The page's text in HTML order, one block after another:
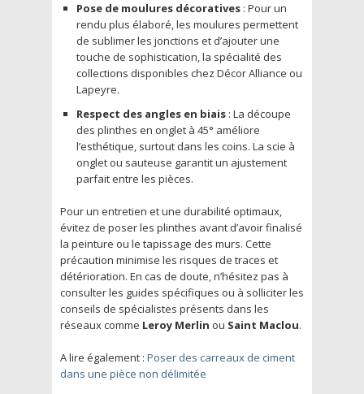
Pose de moulures décoratives : Pour un
rendu plus élaboré, les moulures permettent
de sublimer les jonctions et d’ajouter une
touche de sophistication, la spécialité des
collections disponibles chez Décor Alliance ou
Lapeyre.
Respect des angles en biais : La découpe
des plinthes en onglet à 45° améliore
l’esthétique, surtout dans les coins. La scie à
onglet ou sauteuse garantit un ajustement
parfait entre les pièces.
Pour un entretien et une durabilité optimaux,
évitez de poser les plinthes avant d’avoir finalisé
la peinture ou le tapissage des murs. Cette
précaution minimise les risques de traces et
détérioration. En cas de doute, n’hésitez pas à
consulter les guides spécifiques ou à solliciter les
conseils de spécialistes présents dans les
réseaux comme Leroy Merlin ou Saint Maclou.
A lire également : Poser des carreaux de ciment
dans une pièce non délimitée